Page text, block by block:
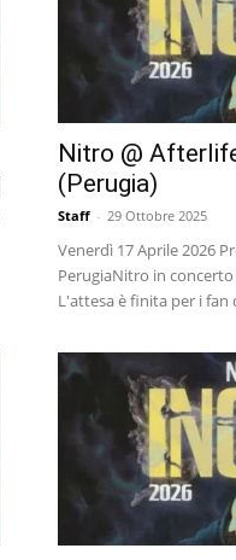
Nitro @
(Perugia)
Staff - 29 Ottobre 2025
Venerdì 17 Aprile 2026
PerugiaNitro in
L'attesa è finita per i